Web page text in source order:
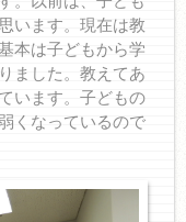
います。現在は教
本は子どもから学
ました。教えてあ
います。子どもの
くなっているので